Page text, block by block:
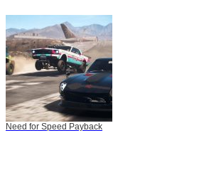
Need for Speed Payback